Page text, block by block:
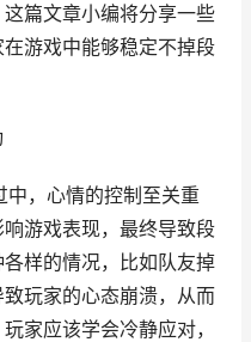
篇文章小编将分享一些
游戏中能够稳定不掉段
中，心情的控制至关重
游戏表现，最终导致段
样的情况，比如队友掉
玩家的心态崩溃，从而
家应该学会冷静应对，